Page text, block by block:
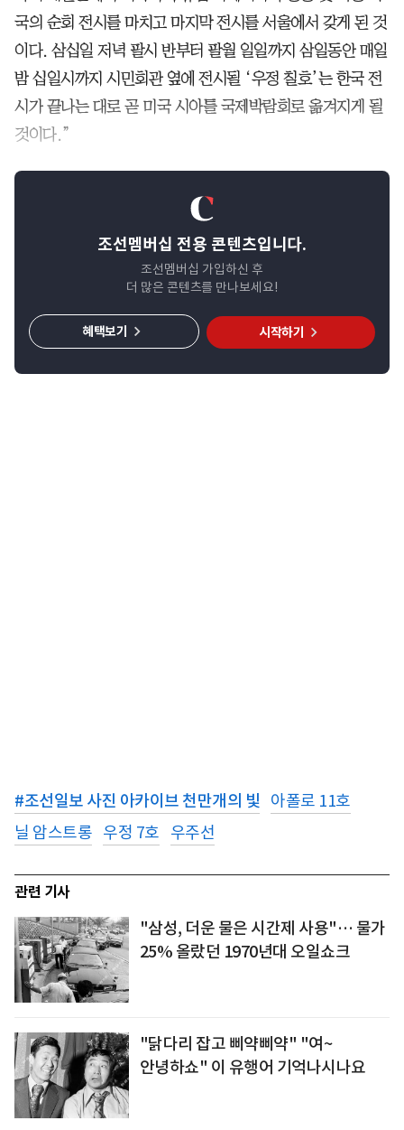
국의 순회 전시를 마치고 마지막 전시를 서울에서 갖게 된 것
이다. 삼십일 저녁 팔시 반부터 팔월 일일까지 삼일동안 매일
밤 십일시까지 시민회관 옆에 전시될 ‘우정 칠호’는 한국 전
시가 끝나는 대로 곧 미국 시아틀 국제박람회로 옮겨지게 될
것이다.”
조선멤버십 전용 콘텐츠입니다.
조선멤버십 가입하신 후
더 많은 콘텐츠를 만나보세요!
시작하기
혜택보기
#조선일보 사진 아카이브 천만개의 빛 아폴로 11호
닐 암스트롱 우정 7호 우주선
관련 기사
"삼성, 더운 물은 시간제 사용"… 물가
25% 올랐던 1970년대 오일쇼크
"닭다리 잡고 삐약삐약" "여~
안녕하쇼" 이 유행어 기억나시나요